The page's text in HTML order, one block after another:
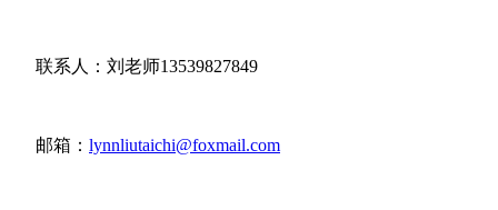
联系人：刘老师13539827849
邮箱： lynnliutaichi@foxmail.com